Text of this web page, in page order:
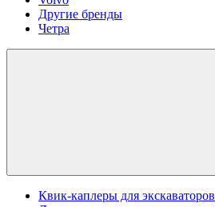
Другие бренды
Четра
Квик-каплеры для экскаваторов